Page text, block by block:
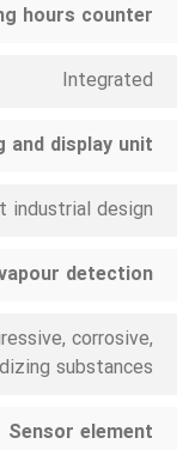
hours counter
Integrated
and display unit
industrial design
detection
corrosive,
substances
Sensor element